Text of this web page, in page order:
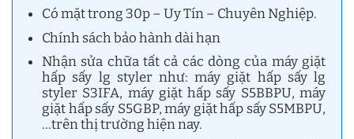
Có mặt trong 30p – Uy Tín – Chuyên Nghiệp.
Chính sách bảo hành dài hạn
Nhận sửa chữa tất cả các dòng của máy giặt
hấp sấy lg styler như: máy giặt hấp sấy lg
styler S3IFA, máy giặt hấp sấy S5BBPU, máy
giặt hấp sấy S5GBP, máy giặt hấp sấy S5MBPU,
…trên thị trường hiện nay.